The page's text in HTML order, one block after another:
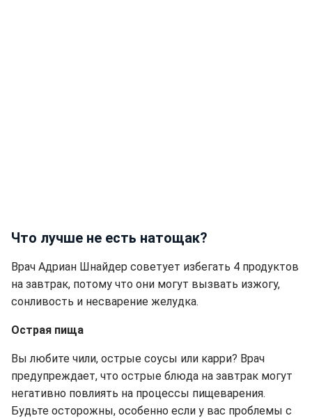
Что лучше не есть натощак?
Врач Адриан Шнайдер советует избегать 4 продуктов
на завтрак, потому что они могут вызвать изжогу,
сонливость и несварение желудка.
Острая пища
Вы любите чили, острые соусы или карри? Врач
предупреждает, что острые блюда на завтрак могут
негативно повлиять на процессы пищеварения.
Будьте осторожны, особенно если у вас проблемы с